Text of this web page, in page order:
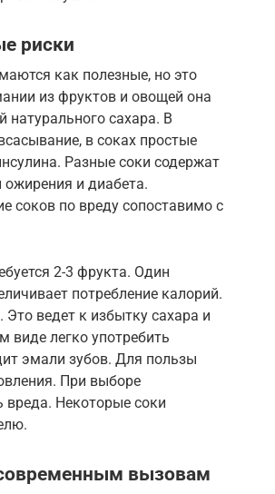
риски
как полезные, но это
из фруктов и овощей она
натурального сахара. В
в соках простые
Разные соки содержат
ожирения и диабета.
соков по вреду сопоставимо с
2-3 фрукта. Один
потребление калорий.
Это ведет к избытку сахара и
легко употребить
эмали зубов. Для пользы
При выборе
вреда. Некоторые соки
вызовам